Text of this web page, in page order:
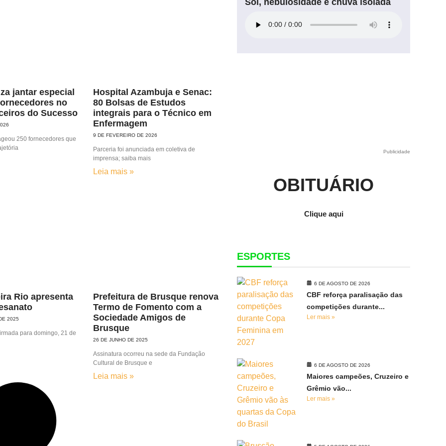
jantar especial
no
do Sucesso
250 fornecedores que
Hospital Azambuja e Senac:
80 Bolsas de Estudos
integrais para o Técnico em
Enfermagem
9 DE FEVEREIRO DE 2026
Parceria foi anunciada em coletiva de
imprensa; saiba mais
Leia mais »
Rio apresenta
2025
para domingo, 21 de
Prefeitura de Brusque renova
Termo de Fomento com a
Sociedade Amigos de
Brusque
26 DE JUNHO DE 2025
Assinatura ocorreu na sede da Fundação
Cultural de Brusque e
Leia mais »
Publicidade
OBITUÁRIO
Clique aqui
ESPORTES
6 DE AGOSTO DE 2026
CBF reforça paralisação das
competições durante...
Ler mais »
6 DE AGOSTO DE 2026
Maiores campeões, Cruzeiro e
Grêmio vão...
Ler mais »